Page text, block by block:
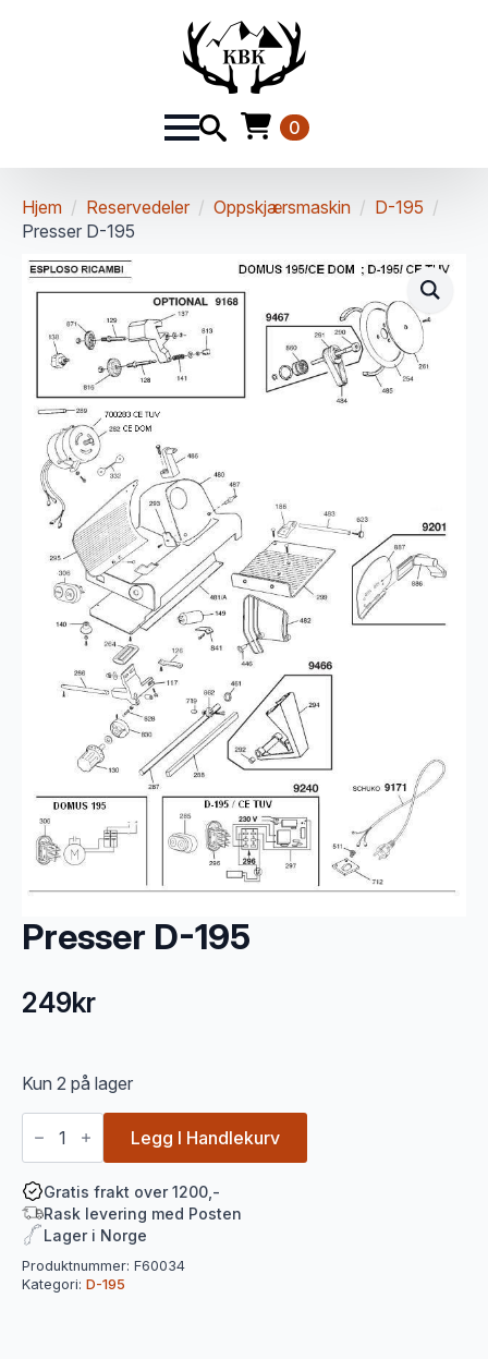
0
Hjem Reservedeler Oppskjærsmaskin
D-195
Presser D-195
Presser D-195
249kr
Kun 2 på lager
Presser
D-
195
Legg I Handlekurv
Gratis frakt over 1200,-
Rask levering med Posten
Lager i Norge
Produktnummer: F60034
Kategori: D-195